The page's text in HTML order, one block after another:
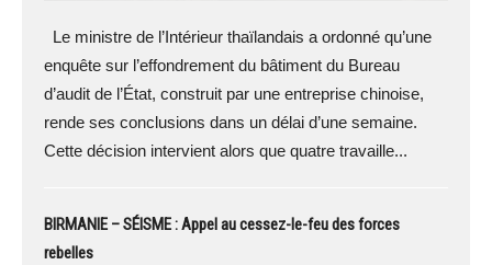
Le ministre de l’Intérieur thaïlandais a ordonné qu’une
enquête sur l’effondrement du bâtiment du Bureau
d’audit de l’État, construit par une entreprise chinoise,
rende ses conclusions dans un délai d’une semaine.
Cette décision intervient alors que quatre travaille...
BIRMANIE – SÉISME : Appel au cessez-le-feu des forces
rebelles